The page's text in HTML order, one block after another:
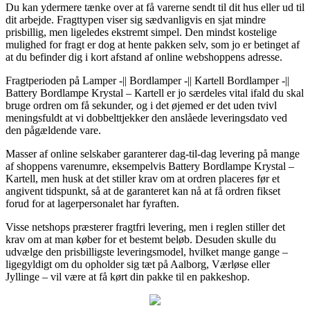
Du kan ydermere tænke over at få varerne sendt til dit hus eller ud til
dit arbejde. Fragttypen viser sig sædvanligvis en sjat mindre
prisbillig, men ligeledes ekstremt simpel. Den mindst kostelige
mulighed for fragt er dog at hente pakken selv, som jo er betinget af
at du befinder dig i kort afstand af online webshoppens adresse.
Fragtperioden på Lamper -|| Bordlamper -|| Kartell Bordlamper -||
Battery Bordlampe Krystal – Kartell er jo særdeles vital ifald du skal
bruge ordren om få sekunder, og i det øjemed er det uden tvivl
meningsfuldt at vi dobbelttjekker den anslåede leveringsdato ved
den pågældende vare.
Masser af online selskaber garanterer dag-til-dag levering på mange
af shoppens varenumre, eksempelvis Battery Bordlampe Krystal –
Kartell, men husk at det stiller krav om at ordren placeres før et
angivent tidspunkt, så at de garanteret kan nå at få ordren fikset
forud for at lagerpersonalet har fyraften.
Visse netshops præsterer fragtfri levering, men i reglen stiller det
krav om at man køber for et bestemt beløb. Desuden skulle du
udvælge den prisbilligste leveringsmodel, hvilket mange gange –
ligegyldigt om du opholder sig tæt på Aalborg, Værløse eller
Jyllinge – vil være at få kørt din pakke til en pakkeshop.